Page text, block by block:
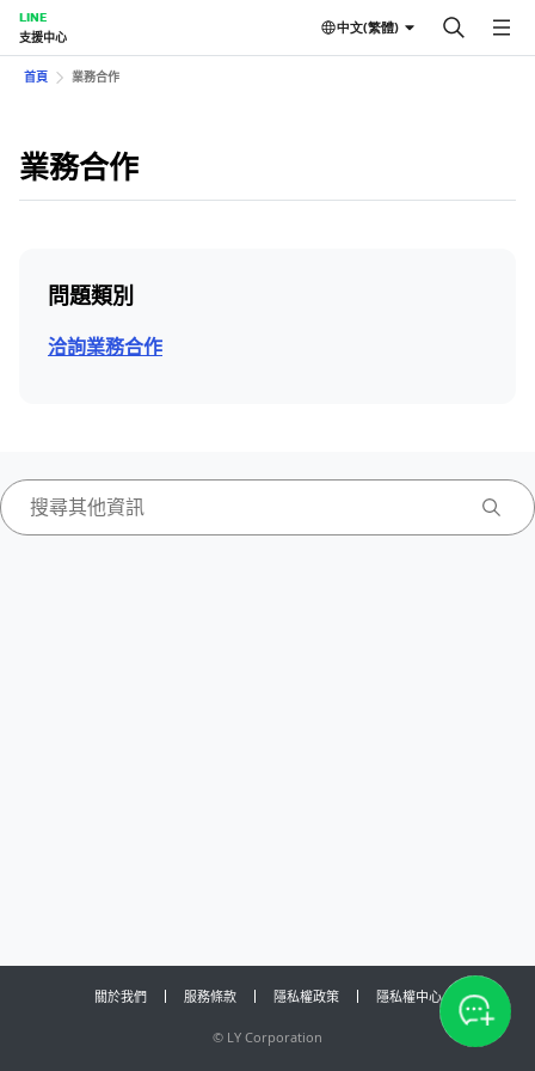
LINE
支援中心
中文(繁體)
首頁 業務合作
業務合作
問題類別
洽詢業務合作
關於我們 服務條款 隱私權政策 隱私權中心
© LY Corporation